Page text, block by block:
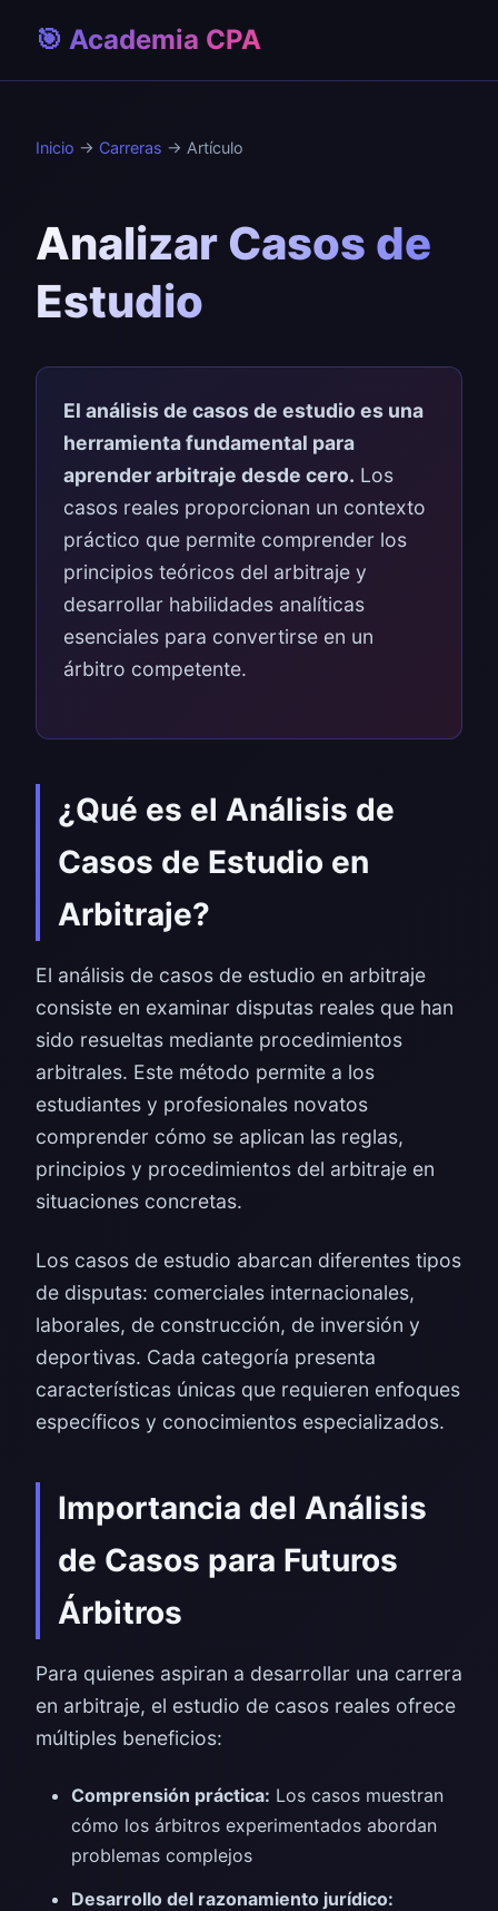
🎯 Academia CPA
Inicio → Carreras → Artículo
Analizar Casos de
Estudio
El análisis de casos de estudio es una
herramienta fundamental para
aprender arbitraje desde cero. Los
casos reales proporcionan un contexto
práctico que permite comprender los
principios teóricos del arbitraje y
desarrollar habilidades analíticas
esenciales para convertirse en un
árbitro competente.
¿Qué es el Análisis de
Casos de Estudio en
Arbitraje?
El análisis de casos de estudio en arbitraje
consiste en examinar disputas reales que han
sido resueltas mediante procedimientos
arbitrales. Este método permite a los
estudiantes y profesionales novatos
comprender cómo se aplican las reglas,
principios y procedimientos del arbitraje en
situaciones concretas.
Los casos de estudio abarcan diferentes tipos
de disputas: comerciales internacionales,
laborales, de construcción, de inversión y
deportivas. Cada categoría presenta
características únicas que requieren enfoques
específicos y conocimientos especializados.
Importancia del Análisis
de Casos para Futuros
Árbitros
Para quienes aspiran a desarrollar una carrera
en arbitraje, el estudio de casos reales ofrece
múltiples beneficios:
Comprensión práctica: Los casos muestran
cómo los árbitros experimentados abordan
problemas complejos
Desarrollo del razonamiento jurídico: